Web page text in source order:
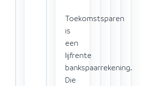
Toekomstsparen
is
een
lijfrente
bankspaarrekening.
Die